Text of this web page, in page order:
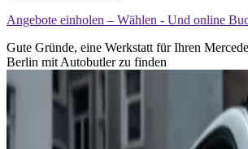
Angebote einholen – Wählen - Und online
Gute Gründe, eine Werkstatt für Ihren
Berlin mit Autobutler zu finden